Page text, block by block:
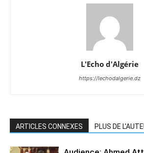
L'Echo d'Algérie
https://lechodalgerie.dz
ARTICLES CONNEXES PLUS DE